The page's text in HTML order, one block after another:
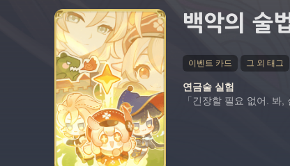
백악의 술
이벤트 카드 그 외 태그
연금술 실험
「긴장할 필요 없어. 봐,